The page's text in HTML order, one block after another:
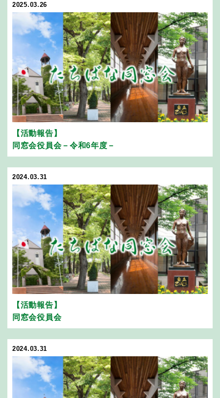
2025.03.26
【活動報告】
同窓会役員会－令和6年度－
2024.03.31
【活動報告】
同窓会役員会
2024.03.31